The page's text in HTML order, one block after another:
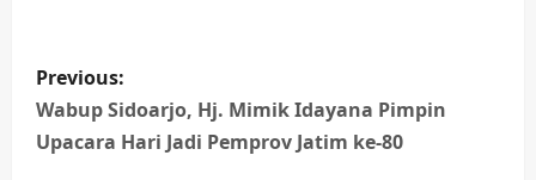
P
o
s
Previous:
Wabup Sidoarjo, Hj. Mimik Idayana Pimpin
Upacara Hari Jadi Pemprov Jatim ke-80